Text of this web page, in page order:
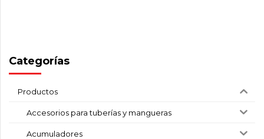
Categorías
Productos
Accesorios para tuberías y mangueras
Acumuladores